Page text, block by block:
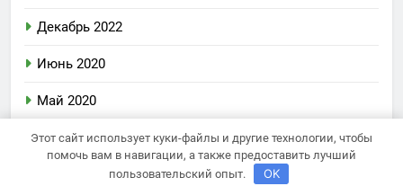
Декабрь 2022
Июнь 2020
Май 2020
Декабрь 2019
Октябрь 2018
Этот сайт использует куки-файлы и другие технологии, чтобы
помочь вам в навигации, а также предоставить лучший
пользовательский опыт.
OK